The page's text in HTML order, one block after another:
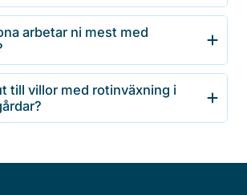
arbetar ni mest med
till villor med rotinväxning i